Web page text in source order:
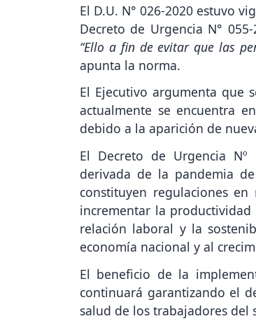
El D.U. N° 026-2020 estuvo
Decreto de Urgencia N°
“Ello a fin de evitar que las
apunta la norma.
El Ejecutivo argumenta que
actualmente se encuentra
debido a la aparición de
El Decreto de Urgencia Nº
derivada de la pandemia
constituyen regulaciones
incrementar la
relación laboral y la
economía nacional y al
El beneficio de la
continuará garantizando el
salud de los trabajadores del